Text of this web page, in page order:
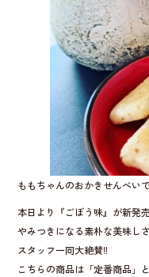
k
ももちゃんのおかきせんべい
本日より『ごぼう味』が新発
やみつきになる素朴な美味しさ
スタッフ一同大絶賛‼︎
こちらの商品は「定番商品」